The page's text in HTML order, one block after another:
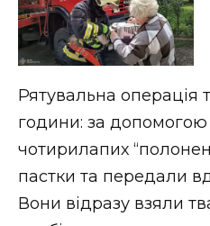
Рятувальна операція
години: за
чотирилапих
пастки та передали
Вони відразу взяли